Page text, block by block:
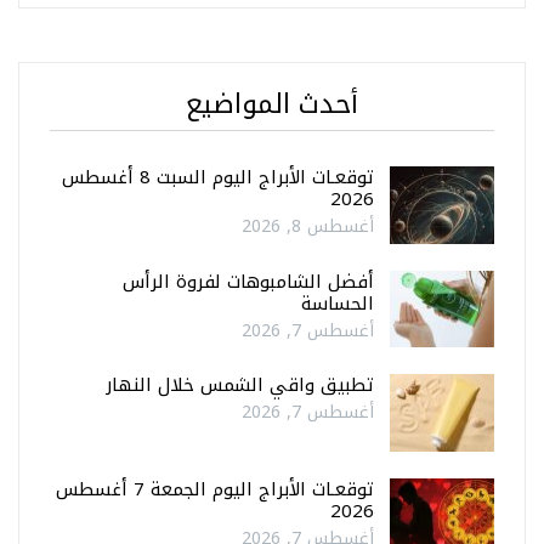
أحدث المواضيع
توقعـات الأبراج اليوم السبت 8 أغسطس
2026
أغسطس 8, 2026
أفضل الشامبوهات لفروة الرأس
الحساسة
أغسطس 7, 2026
تطبيق واقي الشمس خلال النهار
أغسطس 7, 2026
توقعـات الأبراج اليوم الجمعة 7 أغسطس
2026